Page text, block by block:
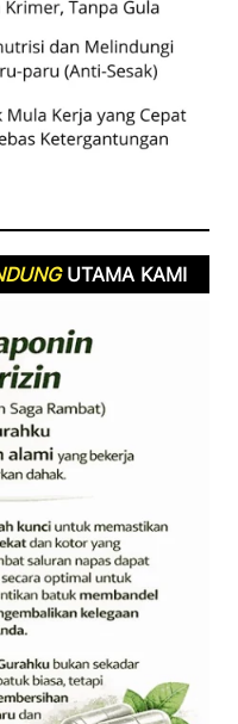
UTAMA KAMI